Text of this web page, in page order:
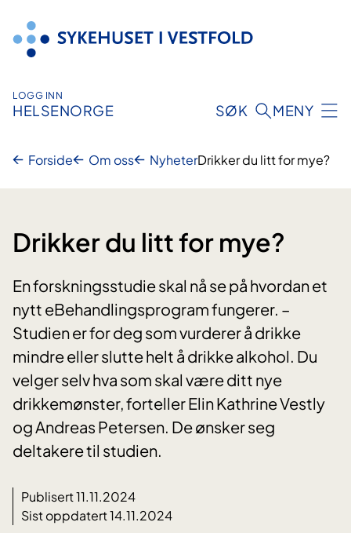
innhold
LOGG INN
HELSENORGE SØK MENY
Forside Om oss NyheterDrikker du litt for mye?
Drikker du litt for mye?
En forskningsstudie skal nå se på hvordan et
nytt eBehandlingsprogram fungerer. –
Studien er for deg som vurderer å drikke
mindre eller slutte helt å drikke alkohol. Du
velger selv hva som skal være ditt nye
drikkemønster, forteller Elin Kathrine Vestly
og Andreas Petersen. De ønsker seg
deltakere til studien.
Publisert 11.11.2024
Sist oppdatert 14.11.2024